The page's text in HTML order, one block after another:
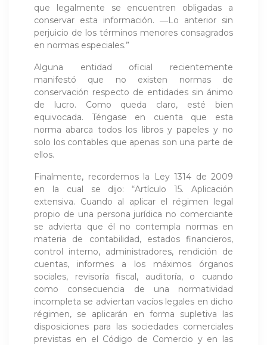
que legalmente se encuentren obligadas a
conservar esta información. ―Lo anterior sin
perjuicio de los términos menores consagrados
en normas especiales.”
Alguna entidad oficial recientemente
manifestó que no existen normas de
conservación respecto de entidades sin ánimo
de lucro. Como queda claro, esté bien
equivocada. Téngase en cuenta que esta
norma abarca todos los libros y papeles y no
solo los contables que apenas son una parte de
ellos.
Finalmente, recordemos la Ley 1314 de 2009
en la cual se dijo: “Artículo 15. Aplicación
extensiva. Cuando al aplicar el régimen legal
propio de una persona jurídica no comerciante
se advierta que él no contempla normas en
materia de contabilidad, estados financieros,
control interno, administradores, rendición de
cuentas, informes a los máximos órganos
sociales, revisoría fiscal, auditoría, o cuando
como consecuencia de una normatividad
incompleta se adviertan vacíos legales en dicho
régimen, se aplicarán en forma supletiva las
disposiciones para las sociedades comerciales
previstas en el Código de Comercio y en las